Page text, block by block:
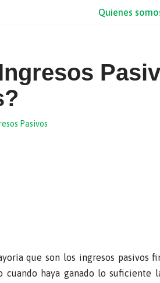
Quienes
Pasivos
que son los ingresos pasivos
haya ganado lo suficiente